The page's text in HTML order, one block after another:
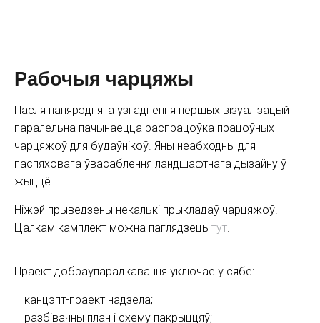
Рабочыя чарцяжы
Пасля папярэдняга ўзгаднення першых візуалізацый
паралельна пачынаецца распрацоўка працоўных
чарцяжоў для будаўнікоў. Яны неабходны для
паспяховага ўвасаблення ландшафтнага дызайну ў
жыццё.
Ніжэй прыведзены некалькі прыкладаў чарцяжоў.
Цалкам камплект можна паглядзець тут
Праект добраўпарадкавання ўключае ў сябе:
– канцэпт-праект надзела;
– разбівачны план і схему пакрыццяў;